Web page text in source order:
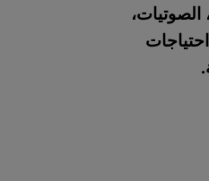
الصوتيات،